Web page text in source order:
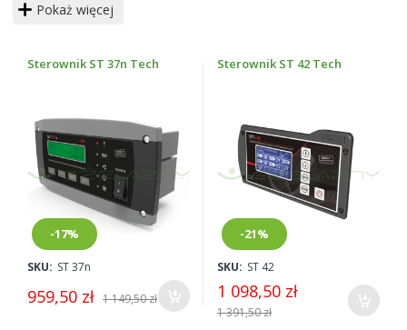
pompą C.O., C.WU. Dzięki dużemy wyświetlaczowi LED
zabezpieczeń:
zabezpieczenie termiczne,
automatyczna kontrola czujnika,
zabezpieczenie zagotowania wody w kotle,
zabezpieczenie temperaturowe,
zabezpieczenie pojemnika paliwa.
Skuteczne zabezpieczenia gwarantują bezpieczną i
Pokaż więcej
Sterownik ST 37n Tech
-17%
SKU: ST 37n
959,50 zł 1 149,50 zł
Sterownik ST 42 Tech
-21%
SKU: ST 42
1 098,50 zł
1 391,50 zł